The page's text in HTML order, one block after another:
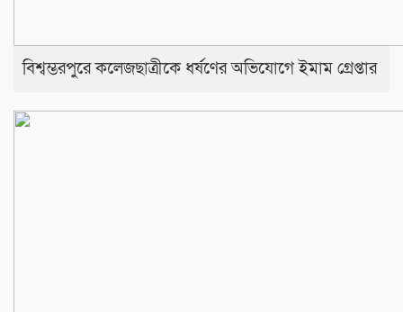
বিশ্বম্ভরপুরে কলেজছাত্রীকে ধর্ষণের অভিযোগে ইমাম গ্রেপ্তার